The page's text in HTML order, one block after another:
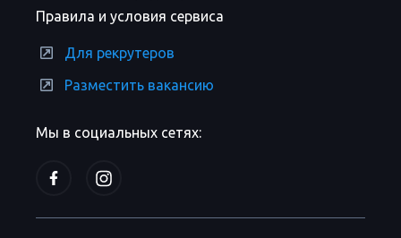
Мы в социальных сетях:
Правила и условия сервиса
Для рекрутеров
Разместить вакансию